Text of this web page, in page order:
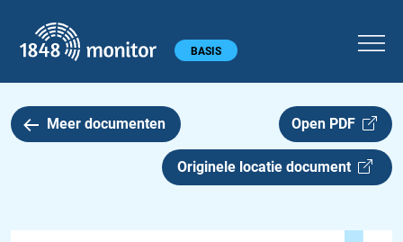
Hoofdmenu BASIS
Meer documenten Open PDF
Originele locatie document